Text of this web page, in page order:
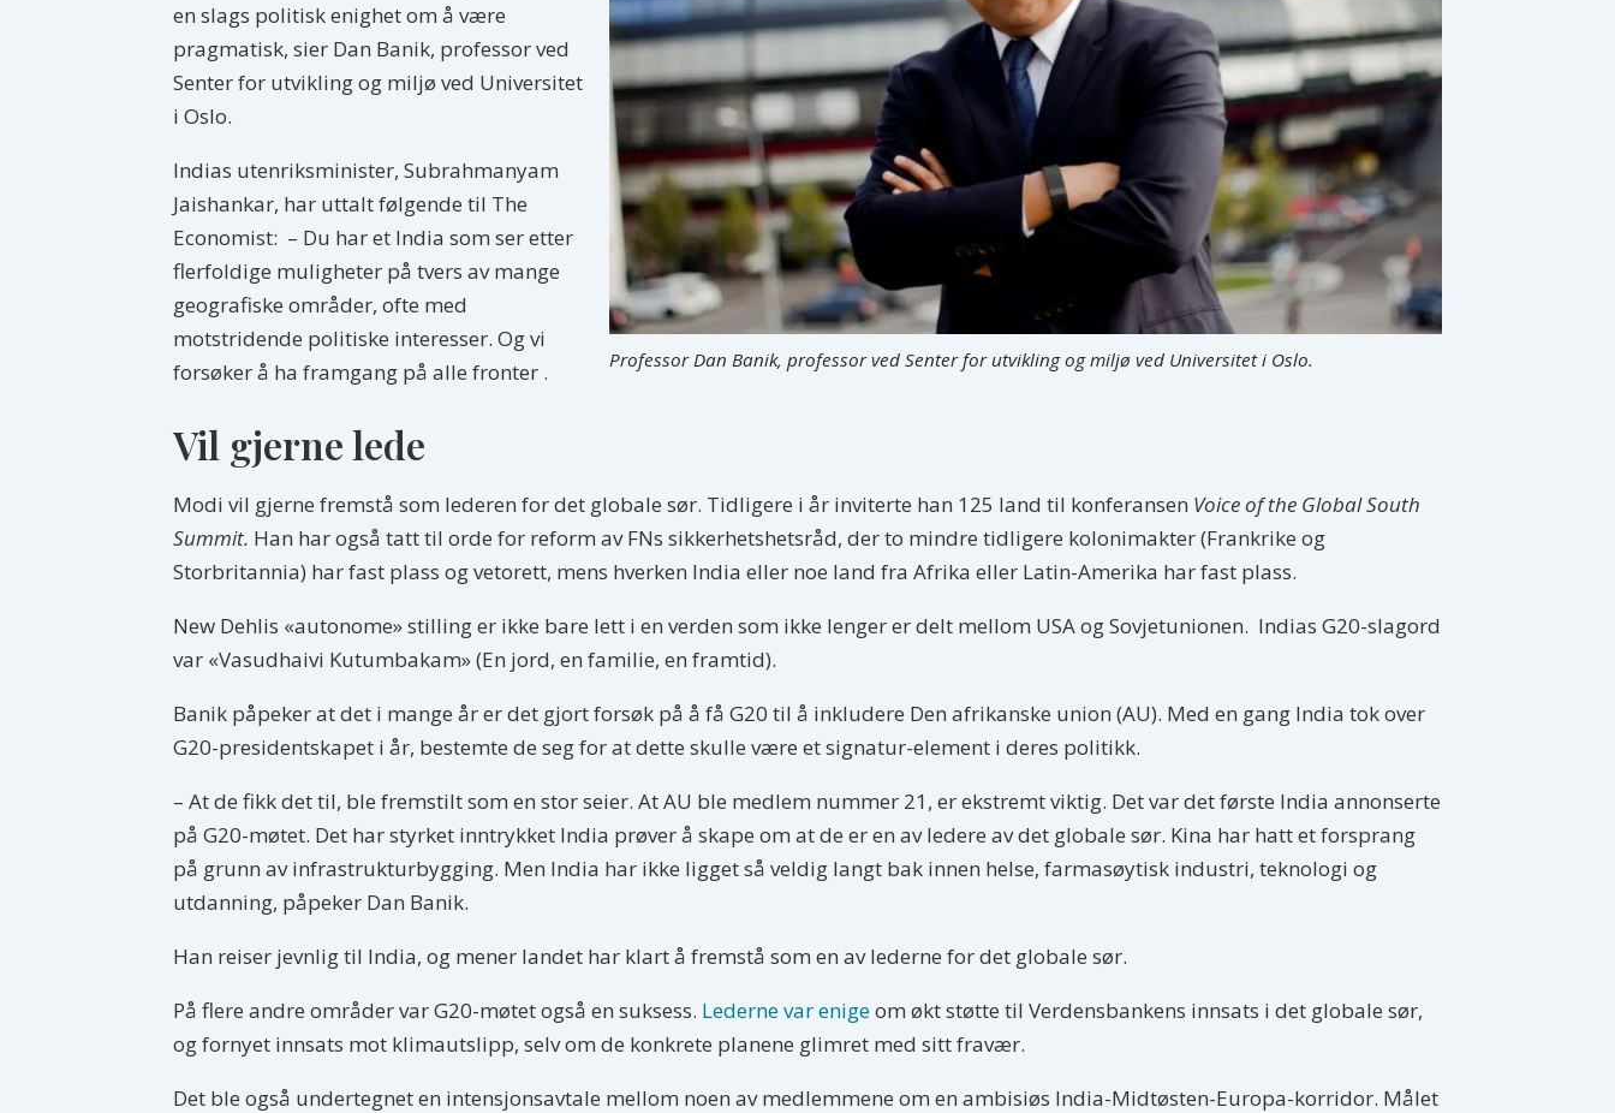
Professor Dan Banik, professor ved Senter for utvikling og miljø ved Universitet i Oslo.
en slags politisk enighet om å være
pragmatisk, sier Dan Banik, professor ved
Senter for utvikling og miljø ved Universitet
i Oslo.
Indias utenriksminister, Subrahmanyam
Jaishankar, har uttalt følgende til The
Economist: – Du har et India som ser etter
flerfoldige muligheter på tvers av mange
geografiske områder, ofte med
motstridende politiske interesser. Og vi
forsøker å ha framgang på alle fronter .
Vil gjerne lede
Modi vil gjerne fremstå som lederen for det globale sør. Tidligere i år inviterte han 125 land til konferansen Voice of the Global South
Summit. Han har også tatt til orde for reform av FNs sikkerhetshetsråd, der to mindre tidligere kolonimakter (Frankrike og
Storbritannia) har fast plass og vetorett, mens hverken India eller noe land fra Afrika eller Latin-Amerika har fast plass.
New Dehlis «autonome» stilling er ikke bare lett i en verden som ikke lenger er delt mellom USA og Sovjetunionen. Indias G20-slagord
var «Vasudhaivi Kutumbakam» (En jord, en familie, en framtid).
Banik påpeker at det i mange år er det gjort forsøk på å få G20 til å inkludere Den afrikanske union (AU). Med en gang India tok over
G20-presidentskapet i år, bestemte de seg for at dette skulle være et signatur-element i deres politikk.
– At de fikk det til, ble fremstilt som en stor seier. At AU ble medlem nummer 21, er ekstremt viktig. Det var det første India annonserte
på G20-møtet. Det har styrket inntrykket India prøver å skape om at de er en av ledere av det globale sør. Kina har hatt et forsprang
på grunn av infrastrukturbygging. Men India har ikke ligget så veldig langt bak innen helse, farmasøytisk industri, teknologi og
utdanning, påpeker Dan Banik.
Han reiser jevnlig til India, og mener landet har klart å fremstå som en av lederne for det globale sør.
På flere andre områder var G20-møtet også en suksess. Lederne var enigeom økt støtte til Verdensbankens innsats i det globale sør,
og fornyet innsats mot klimautslipp, selv om de konkrete planene glimret med sitt fravær.
Det ble også undertegnet en intensjonsavtale mellom noen av medlemmene om en ambisiøs India-Midtøsten-Europa-korridor. Målet